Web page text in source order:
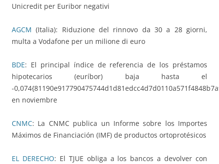
Unicredit per Euribor negativi
AGCM (Italia): Riduzione del rinnovo da 30 a 28 giorni,
multa a Vodafone per un milione di euro
BDE: El principal índice de referencia de los préstamos
hipotecarios (euríbor) baja hasta el
-
en noviembre
CNMC: La CNMC publica un Informe sobre los Importes
Máximos de Financiación (IMF) de productos ortoprotésicos
EL DERECHO: El TJUE obliga a los bancos a devolver con